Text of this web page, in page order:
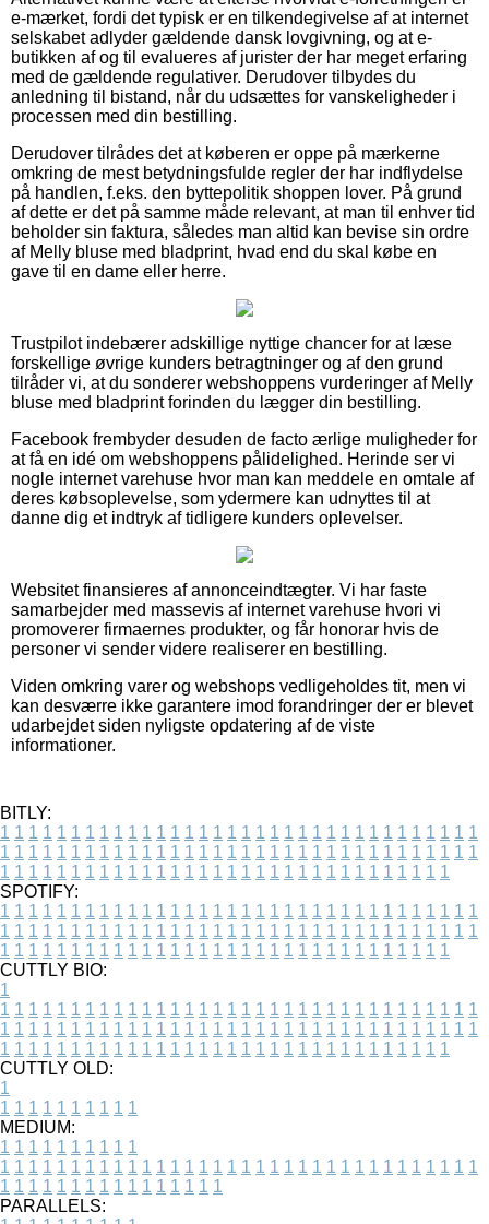
e-mærket, fordi det typisk er en tilkendegivelse af at internet
selskabet adlyder gældende dansk lovgivning, og at e-
butikken af og til evalueres af jurister der har meget erfaring
med de gældende regulativer. Derudover tilbydes du
anledning til bistand, når du udsættes for vanskeligheder i
processen med din bestilling.
Derudover tilrådes det at køberen er oppe på mærkerne
omkring de mest betydningsfulde regler der har indflydelse
på handlen, f.eks. den byttepolitik shoppen lover. På grund
af dette er det på samme måde relevant, at man til enhver tid
beholder sin faktura, således man altid kan bevise sin ordre
af Melly bluse med bladprint, hvad end du skal købe en
gave til en dame eller herre.
Trustpilot indebærer adskillige nyttige chancer for at læse
forskellige øvrige kunders betragtninger og af den grund
tilråder vi, at du sonderer webshoppens vurderinger af Melly
bluse med bladprint forinden du lægger din bestilling.
Facebook frembyder desuden de facto ærlige muligheder for
at få en idé om webshoppens pålidelighed. Herinde ser vi
nogle internet varehuse hvor man kan meddele en omtale af
deres købsoplevelse, som ydermere kan udnyttes til at
danne dig et indtryk af tidligere kunders oplevelser.
Websitet finansieres af annonceindtægter. Vi har faste
samarbejder med massevis af internet varehuse hvori vi
promoverer firmaernes produkter, og får honorar hvis de
personer vi sender videre realiserer en bestilling.
Viden omkring varer og webshops vedligeholdes tit, men vi
kan desværre ikke garantere imod forandringer der er blevet
udarbejdet siden nyligste opdatering af de viste
informationer.
BITLY:
1 1 1 1 1 1 1 1 1 1 1 1 1 1 1 1 1 1 1 1 1 1 1 1 1 1 1 1 1 1 1 1 1 1
1 1 1 1 1 1 1 1 1 1 1 1 1 1 1 1 1 1 1 1 1 1 1 1 1 1 1 1 1 1 1 1 1 1
1 1 1 1 1 1 1 1 1 1 1 1 1 1 1 1 1 1 1 1 1 1 1 1 1 1 1 1 1 1 1 1
SPOTIFY:
1 1 1 1 1 1 1 1 1 1 1 1 1 1 1 1 1 1 1 1 1 1 1 1 1 1 1 1 1 1 1 1 1 1
1 1 1 1 1 1 1 1 1 1 1 1 1 1 1 1 1 1 1 1 1 1 1 1 1 1 1 1 1 1 1 1 1 1
1 1 1 1 1 1 1 1 1 1 1 1 1 1 1 1 1 1 1 1 1 1 1 1 1 1 1 1 1 1 1 1
CUTTLY BIO:
1
1 1 1 1 1 1 1 1 1 1 1 1 1 1 1 1 1 1 1 1 1 1 1 1 1 1 1 1 1 1 1 1 1 1
1 1 1 1 1 1 1 1 1 1 1 1 1 1 1 1 1 1 1 1 1 1 1 1 1 1 1 1 1 1 1 1 1 1
1 1 1 1 1 1 1 1 1 1 1 1 1 1 1 1 1 1 1 1 1 1 1 1 1 1 1 1 1 1 1 1
CUTTLY OLD:
1
1 1 1 1 1 1 1 1 1 1
MEDIUM:
1 1 1 1 1 1 1 1 1 1
1 1 1 1 1 1 1 1 1 1 1 1 1 1 1 1 1 1 1 1 1 1 1 1 1 1 1 1 1 1 1 1 1 1
1 1 1 1 1 1 1 1 1 1 1 1 1 1 1 1
PARALLELS: